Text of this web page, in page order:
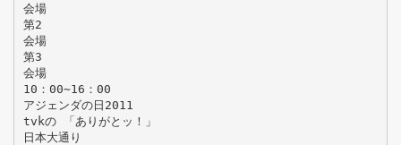
会場
第2
会場
第3
会場
10：00∼16：00
アジェンダの日2011
tvkの 「ありがとッ！」
日本大通り